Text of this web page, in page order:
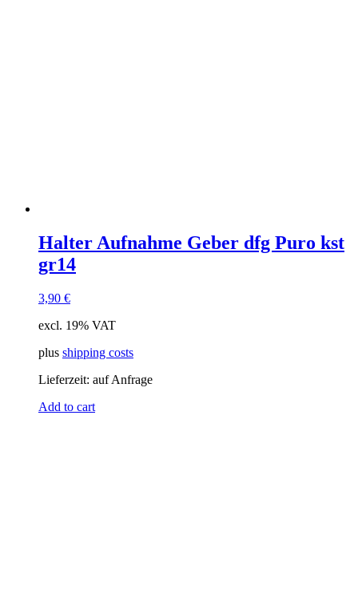
Halter Aufnahme Geber dfg Puro kst
gr14
3,90 €
excl. 19% VAT
plus shipping costs
Lieferzeit: auf Anfrage
Add to cart